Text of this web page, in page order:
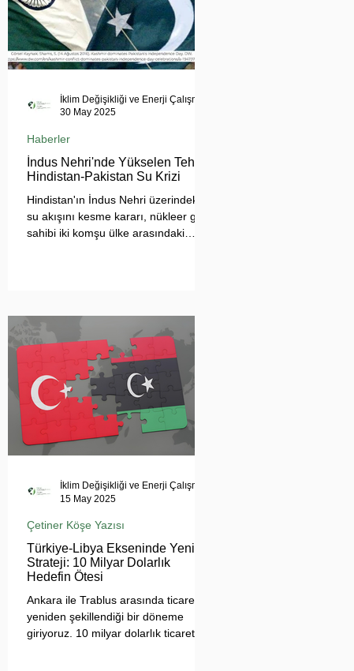
İndus Nehri'nde Yükselen Tehdit:
Hindistan-Pakistan Su Krizi
Hindistan'ın İndus Nehri üzerindeki
su akışını kesme kararı, nükleer güç
sahibi iki komşu ülke arasındaki
suyu teminini ve enerji güvenliğini
tehdit ediyor. Uzmanlar, suyun
çatışma değil, işbirliği aracı olması
gerektiğini vurgularken, krizin
bölgesel barışı ve çevresel güvenliği
tehdit ettiğine dikkat çekiyor.
Haberler
30 May 2025
Türkiye-Libya Ekseninde Yeni
Strateji: 10 Milyar Dolarlık
Hedefin Ötesi
Ankara ile Trablus arasında ticaretin
yeniden şekillendiği bir döneme
giriyoruz. 10 milyar dolarlık ticaret
Çetiner Köşe Yazısı
15 May 2025